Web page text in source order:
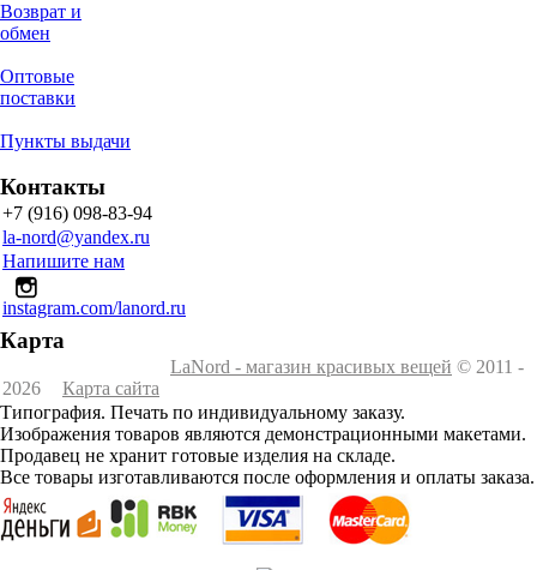
Возврат и
обмен
Оптовые
поставки
Пункты выдачи
Контакты
+7 (916) 098-83-94
la-nord@yandex.ru
Напишите нам
instagram.com/lanord.ru
Карта
LaNord - магазин красивых вещей © 2011 -
2026
Карта сайта
Типография. Печать по индивидуальному заказу.
Изображения товаров являются демонстрационными макетами.
Продавец не хранит готовые изделия на складе.
Все товары изготавливаются после оформления и оплаты заказа.